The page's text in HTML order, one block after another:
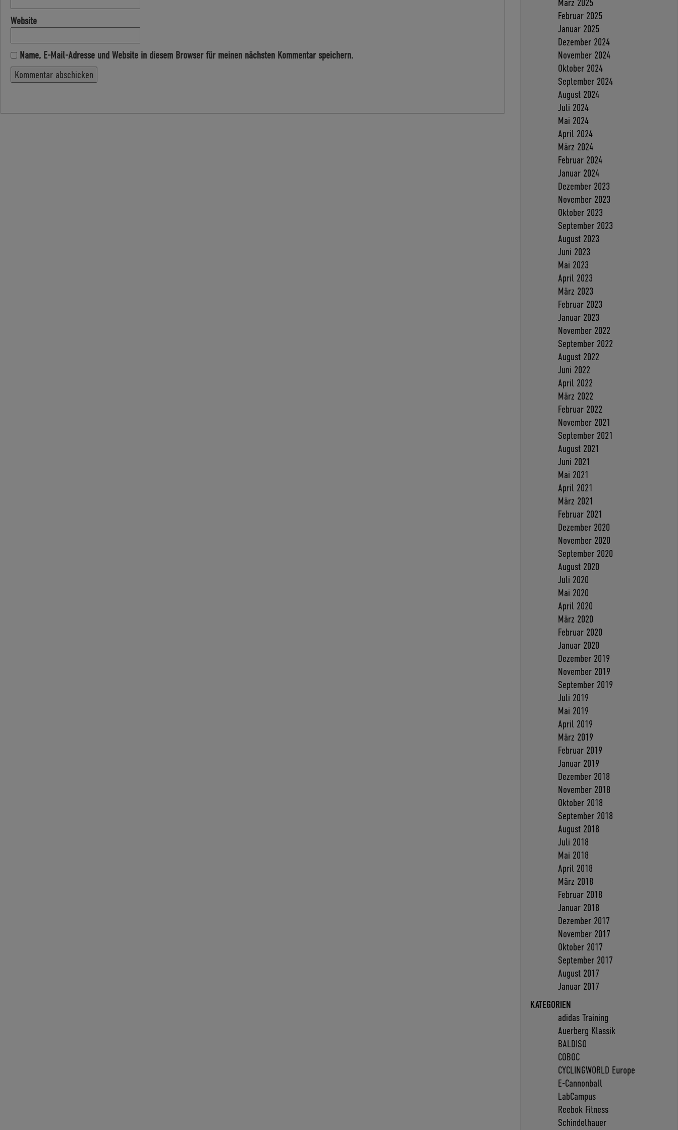
Website
Name, E-Mail-Adresse und Website in diesem Browser für meinen nächsten Kommentar speichern.
März 2025
Februar 2025
Januar 2025
Dezember 2024
November 2024
Oktober 2024
September 2024
August 2024
Juli 2024
Mai 2024
April 2024
März 2024
Februar 2024
Januar 2024
Dezember 2023
November 2023
Oktober 2023
September 2023
August 2023
Juni 2023
Mai 2023
April 2023
März 2023
Februar 2023
Januar 2023
November 2022
September 2022
August 2022
Juni 2022
April 2022
März 2022
Februar 2022
November 2021
September 2021
August 2021
Juni 2021
Mai 2021
April 2021
März 2021
Februar 2021
Dezember 2020
November 2020
September 2020
August 2020
Juli 2020
Mai 2020
April 2020
März 2020
Februar 2020
Januar 2020
Dezember 2019
November 2019
September 2019
Juli 2019
Mai 2019
April 2019
März 2019
Februar 2019
Januar 2019
Dezember 2018
November 2018
Oktober 2018
September 2018
August 2018
Juli 2018
Mai 2018
April 2018
März 2018
Februar 2018
Januar 2018
Dezember 2017
November 2017
Oktober 2017
September 2017
August 2017
Januar 2017
KATEGORIEN
adidas Training
Auerberg Klassik
BALDISO
COBOC
CYCLINGWORLD Europe
E-Cannonball
LabCampus
Reebok Fitness
Schindelhauer